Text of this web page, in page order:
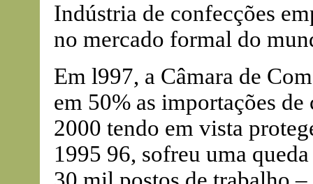
Indústria de confecções
no mercado formal do
Em l997, a Câmara de
em 50% as importações
2000 tendo em vista
1995 96, sofreu uma